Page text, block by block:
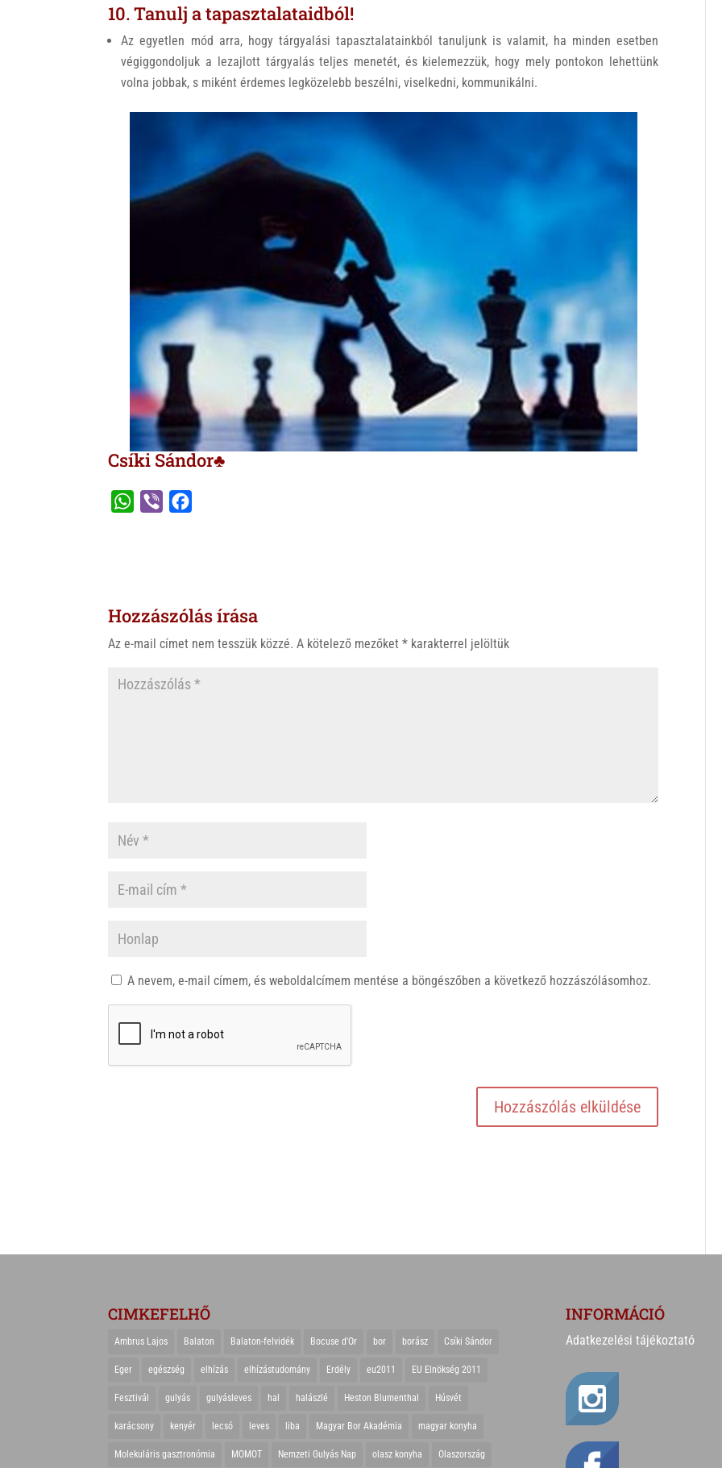
10. Tanulj a tapasztalataidból!
Az egyetlen mód arra, hogy tárgyalási tapasztalatainkból tanuljunk is valamit, ha minden esetben
végiggondoljuk a lezajlott tárgyalás teljes menetét, és kielemezzük, hogy mely pontokon lehettünk
volna jobbak, s miként érdemes legközelebb beszélni, viselkedni, kommunikálni.
Csíki Sándor♣
W
A
o
Hozzászólás írása
Az e-mail címet nem tesszük közzé. A kötelező mezőket* karakterrel jelöltük
A nevem, e-mail címem, és weboldalcímem mentése a böngészőben a következő hozzászólásomhoz.
CIMKEFELHŐ
Ambrus Lajos Balaton Balaton-felvidék Bocuse d'Or bor borász Csíki Sándor
Eger egészség elhízás elhízástudomány Erdély eu2011 EU Elnökség 2011
Fesztivál gulyás gulyásleves hal halászlé Heston Blumenthal Húsvét
karácsony kenyér lecsó leves liba Magyar Bor Akadémia magyar konyha
Molekuláris gasztronómia MOMOT Nemzeti Gulyás Nap olasz konyha Olaszország
INFORMÁCIÓ
Adatkezelési tájékoztató